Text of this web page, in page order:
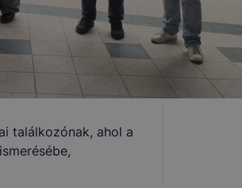
találkozónak, ahol a